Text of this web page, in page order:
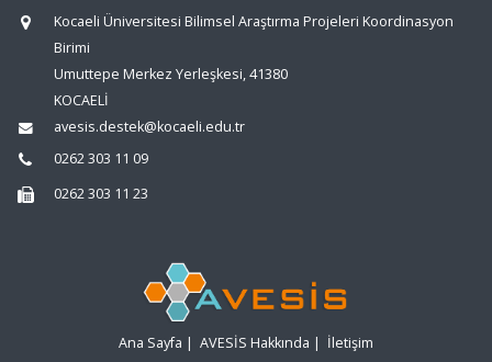
Kocaeli Üniversitesi Bilimsel Araştırma Projeleri Koordinasyon
Birimi
Umuttepe Merkez Yerleşkesi, 41380
KOCAELİ
avesis.destek@kocaeli.edu.tr
0262 303 11 09
0262 303 11 23
Ana Sayfa | AVESİS Hakkında | İletişim